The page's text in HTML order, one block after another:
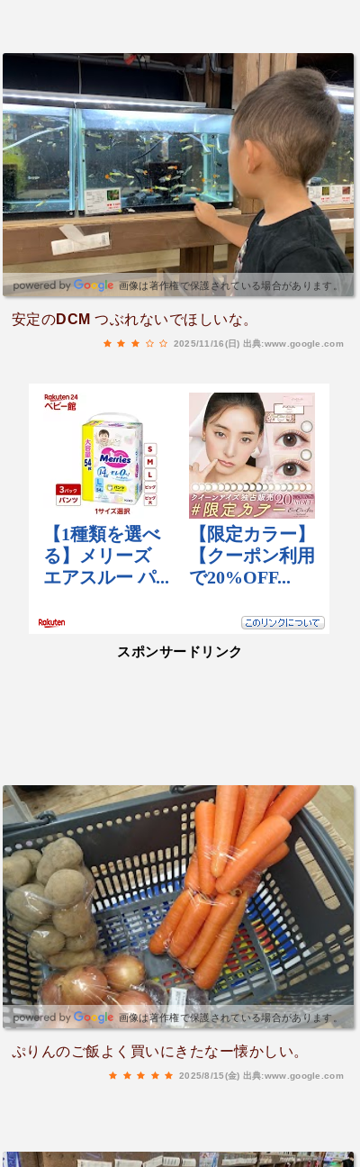
画像は著作権で保護されている場合があります。
安定のDCM つぶれないでほしいな。
2025/11/16(日) 出典:www.google.com
スポンサードリンク
画像は著作権で保護されている場合があります。
ぷりんのご飯よく買いにきたなー懐かしい。
2025/8/15(金) 出典:www.google.com